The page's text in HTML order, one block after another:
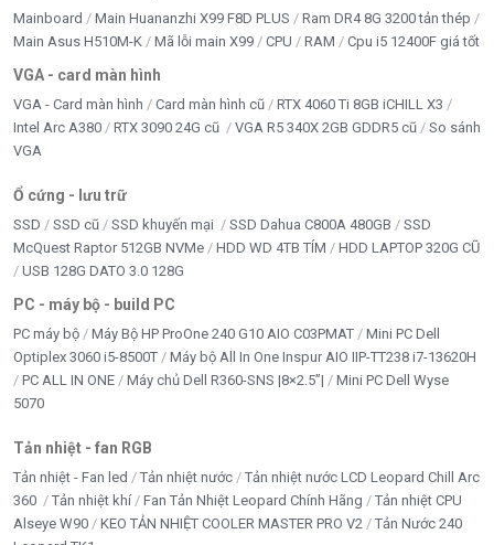
Mainboard Main Huananzhi X99 F8D PLUS
Ram DR4 8G 3200 tản thép
Main Asus H510M-K
Mã lỗi main X99 CPU RAM Cpu i5 12400F giá tốt
VGA - card màn hình
VGA - Card màn hình Card màn hình cũ
RTX 4060 Ti 8GB iCHILL X3
Intel Arc A380
RTX 3090 24G cũ VGA R5 340X 2GB GDDR5 cũ
So sánh
VGA
Ổ cứng - lưu trữ
SSD SSD cũ SSD khuyến mại SSD Dahua C800A 480GB
SSD
McQuest Raptor 512GB NVMe
HDD WD 4TB TÍM
HDD LAPTOP 320G CŨ
USB 128G DATO 3.0 128G
PC - máy bộ - build PC
PC máy bộ Máy Bộ HP ProOne 240 G10 AIO C03PMAT
Mini PC Dell
Optiplex 3060 i5-8500T
Máy bộ All In One Inspur AIO IIP-TT238 i7-13620H
PC ALL IN ONE
Máy chủ Dell R360-SNS |8×2.5”|
Mini PC Dell Wyse
5070
Tản nhiệt - fan RGB
Tản nhiệt - Fan led Tản nhiệt nước
Tản nhiệt nước LCD Leopard Chill Arc
360
Tản nhiệt khí Fan Tản Nhiệt Leopard Chính Hãng
Tản nhiệt CPU
Alseye W90
KEO TẢN NHIỆT COOLER MASTER PRO V2
Tản Nước 240